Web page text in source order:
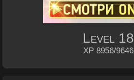
Level 18
XP 8956/9646